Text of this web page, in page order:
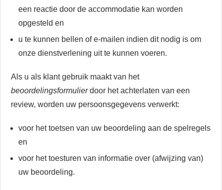
een reactie door de accommodatie kan worden
opgesteld en
u te kunnen bellen of e-mailen indien dit nodig is om
onze dienstverlening uit te kunnen voeren.
Als u als klant gebruik maakt van het
beoordelingsformulierdoor het achterlaten van een
review, worden uw persoonsgegevens verwerkt:
voor het toetsen van uw beoordeling aan de spelregels
en
voor het toesturen van informatie over (afwijzing van)
uw beoordeling.